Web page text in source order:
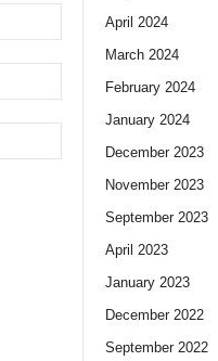
April 2024
March 2024
February 2024
January 2024
December 2023
November 2023
September 2023
April 2023
January 2023
December 2022
September 2022